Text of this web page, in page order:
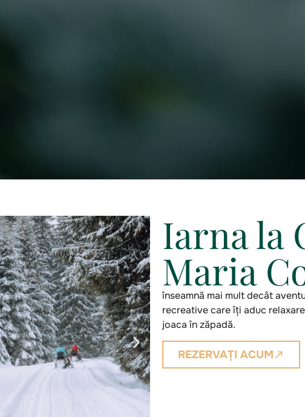
Iarna la
Maria
înseamnă mai mult decât
recreative care îți aduc
joaca în zăpadă.
REZERVAȚI ACUM